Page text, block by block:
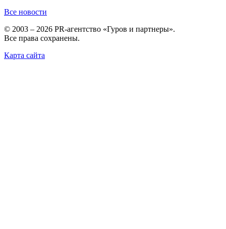
Все новости
© 2003 – 2026 PR-агентство «Гуров и партнеры».
Все права сохранены.
Карта сайта